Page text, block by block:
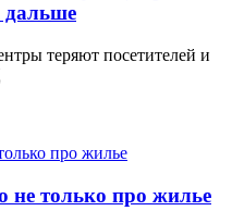
дальше
теряют посетителей и
не только про жилье